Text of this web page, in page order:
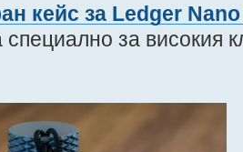
кейс за Ledger
за високия